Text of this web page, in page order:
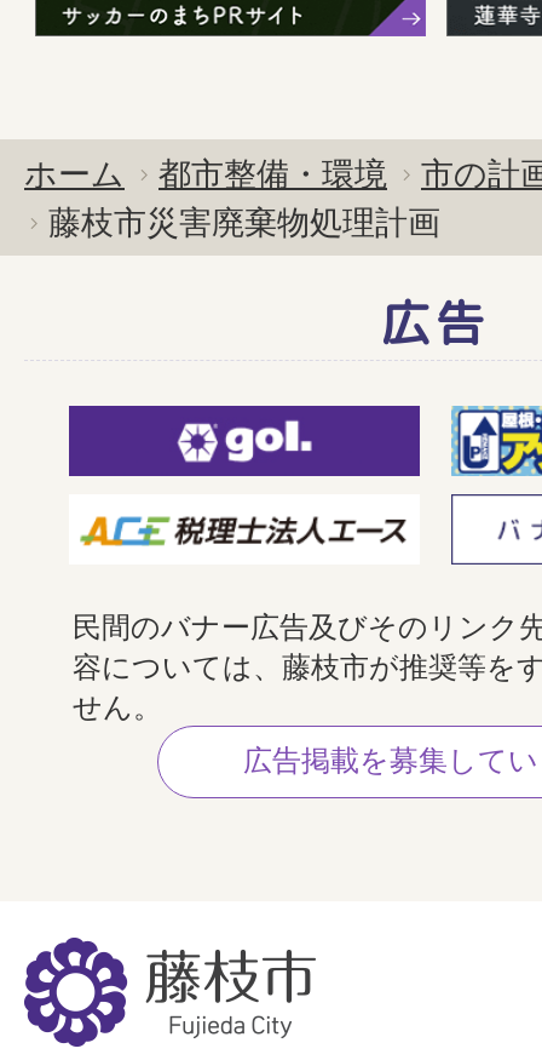
ホーム 都市整備・環境
市の計
藤枝市災害廃棄物処理計画
広告
民間のバナー広告及びそのリンク
容については、藤枝市が推奨等を
せん。
広告掲載を募集して
藤
枝
市